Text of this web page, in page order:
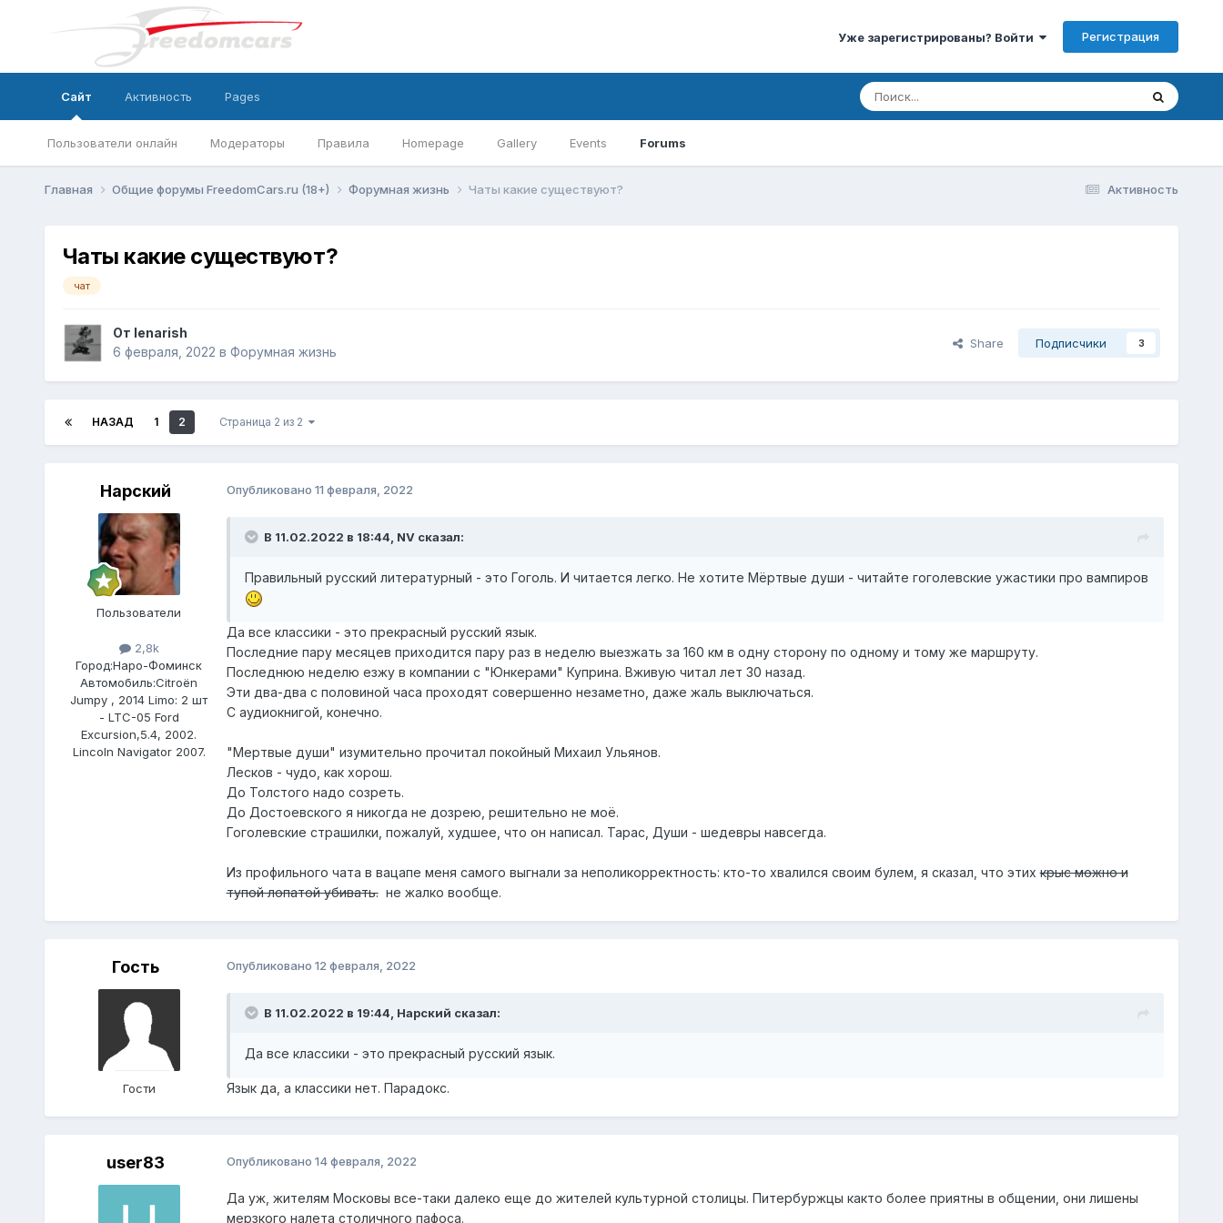
Уже зарегистрированы? Войти Регистрация
Сайт
Пользователи онлайн Модераторы Правила Homepage Gallery Events Forums
Активность Pages
Активность
Главная Общие форумы FreedomCars.ru (18+) Форумная жизнь Чаты какие существуют?
Чаты какие существуют?
чат
От lenarish
6 февраля, 2022 в Форумная жизнь
Share Подписчики 3
НАЗАД 1 2 Страница 2 из 2
Нарский
Пользователи
2,8k
Город:Наро-Фоминск
Автомобиль:Citroёn
Jumpy , 2014 Limo: 2 шт
- LTC-05 Ford
Excursion,5.4, 2002.
Lincoln Navigator 2007.
Опубликовано 11 февраля, 2022
В 11.02.2022 в 18:44, NVсказал:
Правильный русский литературный - это Гоголь. И читается легко. Не хотите Мёртвые души - читайте гоголевские ужастики про вампиров
Да все классики - это прекрасный русский язык.
Последние пару месяцев приходится пару раз в неделю выезжать за 160 км в одну сторону по одному и тому же маршруту.
Последнюю неделю езжу в компании с "Юнкерами" Куприна. Вживую читал лет 30 назад.
Эти два-два с половиной часа проходят совершенно незаметно, даже жаль выключаться.
С аудиокнигой, конечно.
"Мертвые души" изумительно прочитал покойный Михаил Ульянов.
Лесков - чудо, как хорош.
До Толстого надо созреть.
До Достоевского я никогда не дозрею, решительно не моё.
Гоголевские страшилки, пожалуй, худшее, что он написал. Тарас, Души - шедевры навсегда.
Из профильного чата в вацапе меня самого выгнали за неполикорректность: кто-то хвалился своим булем, я сказал, что этихкрыс можно и
тупой лопатой убивать.не жалко вообще.
Гость
Гости
Опубликовано 12 февраля, 2022
В 11.02.2022 в 19:44, Нарский сказал:
Да все классики - это прекрасный русский язык.
Язык да, а классики нет. Парадокс.
user83 Опубликовано 14 февраля, 2022
Да уж, жителям Московы все-таки далеко еще до жителей культурной столицы. Питербуржцы както более приятны в общении, они лишены
мерзкого налета столичного пафоса.